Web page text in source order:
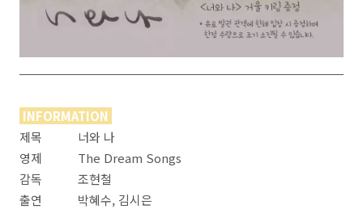
INFORMATION
제목 너와 나
영제 The Dream Songs
감독 조현철
출연 박혜수, 김시은